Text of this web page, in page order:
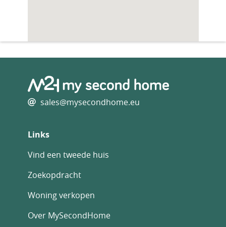
sales@mysecondhome.eu
Links
Vind een tweede huis
Zoekopdracht
Woning verkopen
Over MySecondHome